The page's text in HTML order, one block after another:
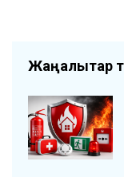
Жаңалықтар